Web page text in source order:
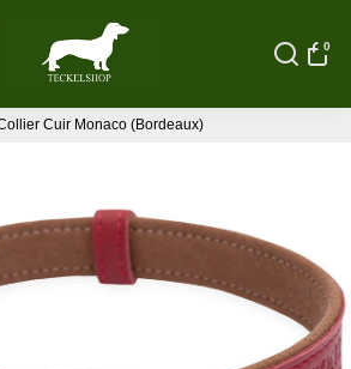
0
Cuir Monaco (Bordeaux)